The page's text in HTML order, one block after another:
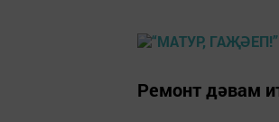
Ремонт дәвам